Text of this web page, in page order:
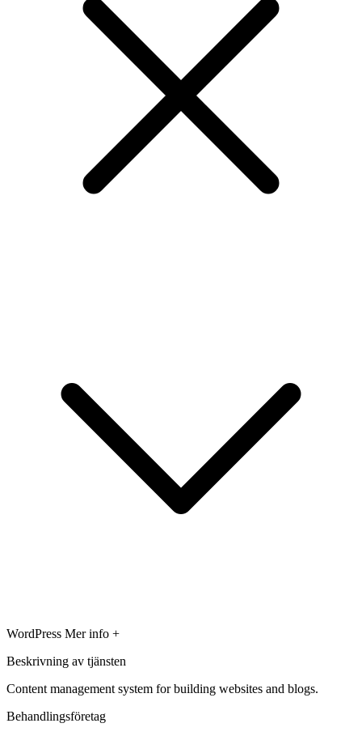
WordPress Mer info +
Beskrivning av tjänsten
Content management system for building websites and blogs.
Behandlingsföretag